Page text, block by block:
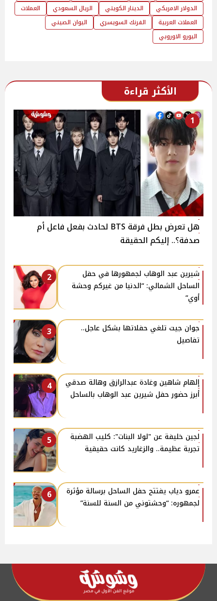
الدولار الامريكي
الدينار الكويتي الريال السعودي
العملات
العملات العربية
الفرنك السويسري
اليوان الصيني
اليورو الاوروبي
الأكثر قراءة
1
هل تعرض بطل فرقة BTS لحادث بفعل فاعل أم
صدفة؟.. إليكم الحقيقة
2
شيرين عبد الوهاب لجمهورها في حفل
الساحل الشمالي: “الدنيا من غيركم وحشة
أوي”
3
جوان جيت تلغي حفلاتها بشكل عاجل..
تفاصيل
4
إلهام شاهين وغادة عبدالرازق وهالة صدقي
أبرز حضور حفل شيرين عبد الوهاب بالساحل
5
لجين خليفة عن "لولا البنات": كليب الهضبة
تجربة عظيمة.. والزغاريد كانت حقيقية
6
عمرو دياب يفتتح حفل الساحل برسالة مؤثرة
لجمهوره: “وحشتوني من السنة للسنة”